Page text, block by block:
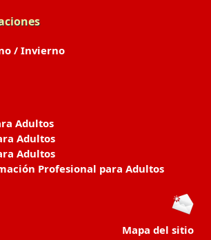
/ Invierno
Adultos
Adultos
Adultos
Profesional para Adultos
Mapa del sitio